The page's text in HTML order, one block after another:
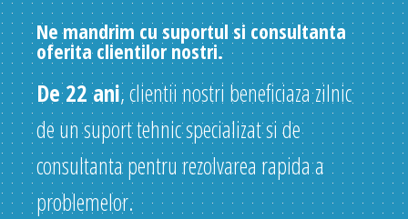
Ne mandrim cu suportul si consultanta
oferita clientilor nostri.
De 22 ani, clientii nostri beneficiaza zilnic
de un suport tehnic specializat si de
consultanta pentru rezolvarea rapida a
problemelor.